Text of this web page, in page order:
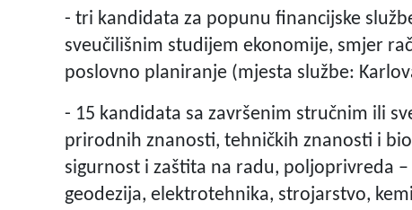
- tri kandidata za popunu financijske
sveučilišnim studijem ekonomije, smjer
poslovno planiranje (mjesta službe:
- 15 kandidata sa završenim stručnim ili
prirodnih znanosti, tehničkih znanosti i
sigurnost i zaštita na radu, poljoprivreda
geodezija, elektrotehnika, strojarstvo,